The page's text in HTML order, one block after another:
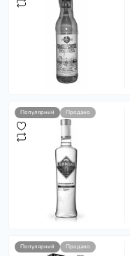
Популярний Продано
Популярний Продано